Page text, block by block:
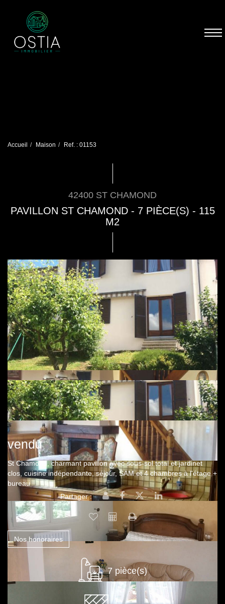
Accueil Maison Ref. : 01153
42400 ST CHAMOND
PAVILLON ST CHAMOND - 7 PIÈCE(S) - 115
M2
vendu
St Chamond, charmant pavillon avec sous-sol total et jardinet
clos, cuisine indépendante, séjour, SAM et 4 chambres à l'étage +
bureau
Partager :
Nos honoraires
7 pièce(s)